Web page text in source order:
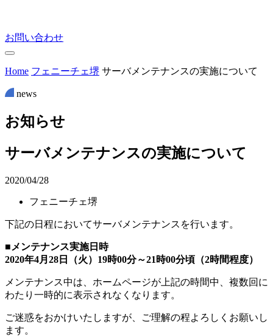
お問い合わせ
Home フェニーチェ堺 サーバメンテナンスの実施について
news
お知らせ
サーバメンテナンスの実施について
2020/04/28
フェニーチェ堺
下記の日程においてサーバメンテナンスを行います。
■メンテナンス実施日時
2020年4月28日（火）19時00分～21時00分頃（2時間程度）
メンテナンス中は、ホームページが上記の時間中、複数回に
わたり一時的に表示されなくなります。
ご迷惑をおかけいたしますが、ご理解の程よろしくお願いし
ます。